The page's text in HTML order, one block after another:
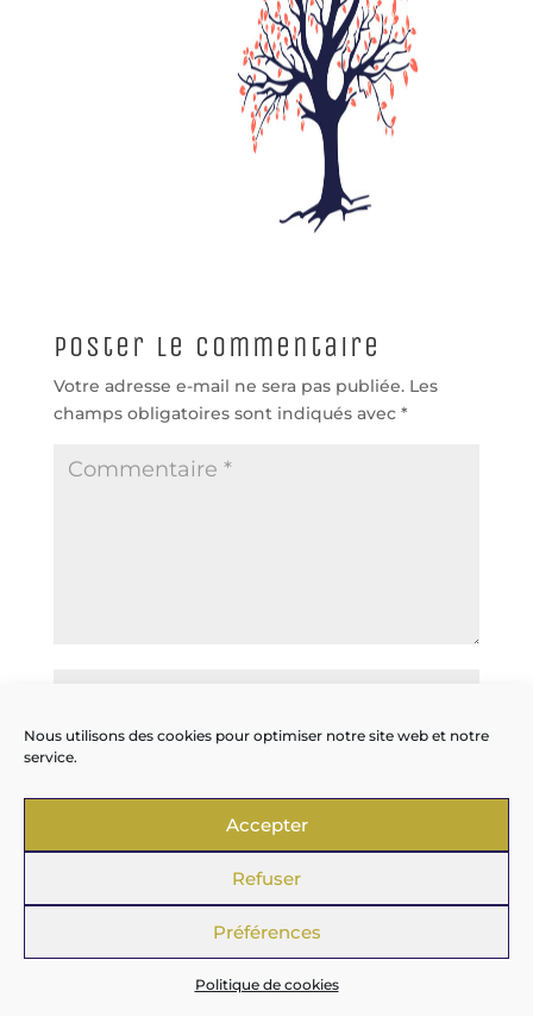
Nous utilisons des cookies pour optimiser notre site web et notre
service.
Accepter
Refuser
Préférences
Politique de cookies
Poster le commentaire
Votre adresse e-mail ne sera pas publiée. Les
champs obligatoires sont indiqués avec *
site dans le navigateur pour mon prochain